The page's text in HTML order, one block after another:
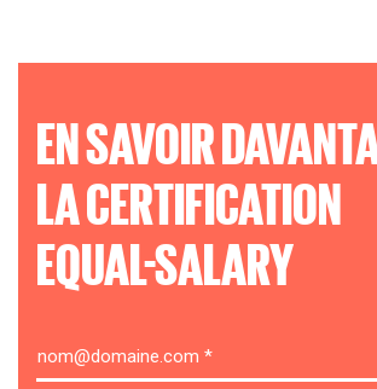
EN SAVOIR
LA CERTIFICATION
EQUAL-SALARY